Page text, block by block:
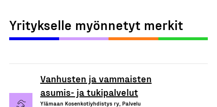
Yritykselle myönnetyt merkit
Vanhusten ja vammaisten
asumis- ja tukipalvelut
Ylämaan Kosenkotiyhdistys ry, Palvelu